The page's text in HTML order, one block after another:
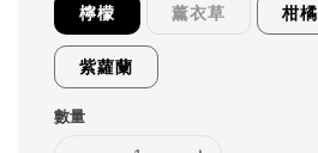
檸檬 薰衣草 柑橘
紫蘿蘭
數量